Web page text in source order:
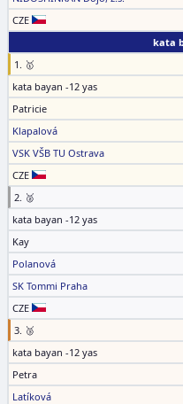
CZE
kata
1. 🥇
kata bayan -12 yas
Patricie
Klapalová
VSK VŠB TU Ostrava
CZE
2. 🥈
kata bayan -12 yas
Kay
Polanová
SK Tommi Praha
CZE
3. 🥉
kata bayan -12 yas
Petra
Latíková